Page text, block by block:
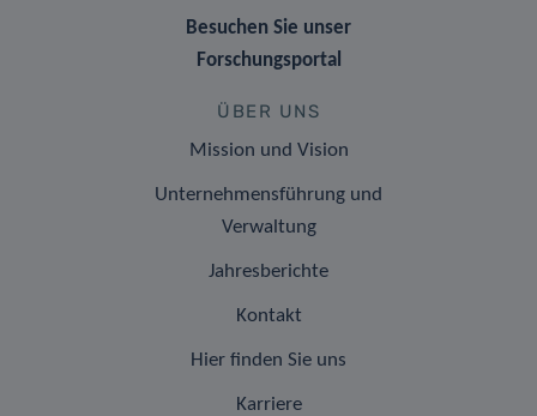
Besuchen Sie unser
Forschungsportal
ÜBER UNS
Mission und Vision
Unternehmensführung und
Verwaltung
Jahresberichte
Kontakt
Hier finden Sie uns
Karriere